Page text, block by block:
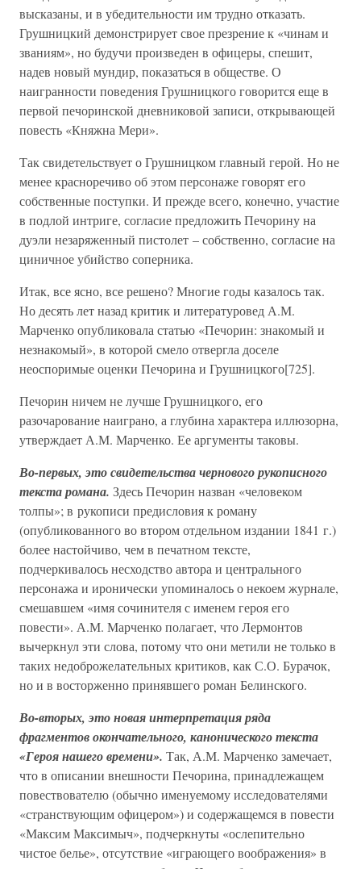
высказаны, и в убедительности им трудно отказать.
Грушницкий демонстрирует свое презрение к «чинам и
званиям», но будучи произведен в офицеры, спешит,
надев новый мундир, показаться в обществе. О
наигранности поведения Грушницкого говорится еще в
первой печоринской дневниковой записи, открывающей
повесть «Княжна Мери».
Так свидетельствует о Грушницком главный герой. Но не
менее красноречиво об этом персонаже говорят его
собственные поступки. И прежде всего, конечно, участие
в подлой интриге, согласие предложить Печорину на
дуэли незаряженный пистолет – собственно, согласие на
циничное убийство соперника.
Итак, все ясно, все решено? Многие годы казалось так.
Но десять лет назад критик и литературовед А.М.
Марченко опубликовала статью «Печорин: знакомый и
незнакомый», в которой смело отвергла доселе
неоспоримые оценки Печорина и Грушницкого[725].
Печорин ничем не лучше Грушницкого, его
разочарование наиграно, а глубина характера иллюзорна,
утверждает А.М. Марченко. Ее аргументы таковы.
Во-первых, это свидетельства чернового рукописного
текста романа. Здесь Печорин назван «человеком
толпы»; в рукописи предисловия к роману
(опубликованного во втором отдельном издании 1841 г.)
более настойчиво, чем в печатном тексте,
подчеркивалось несходство автора и центрального
персонажа и иронически упоминалось о некоем журнале,
смешавшем «имя сочинителя с именем героя его
повести». А.М. Марченко полагает, что Лермонтов
вычеркнул эти слова, потому что они метили не только в
таких недоброжелательных критиков, как С.О. Бурачок,
но и в восторженно принявшего роман Белинского.
Во-вторых, это новая интерпретация ряда
фрагментов окончательного, канонического текста
«Героя нашего времени». Так, А.М. Марченко замечает,
что в описании внешности Печорина, принадлежащем
повествователю (обычно именуемому исследователями
«странствующим офицером») и содержащемся в повести
«Максим Максимыч», подчеркнуты «ослепительно
чистое белье», отсутствие «играющего воображения» в